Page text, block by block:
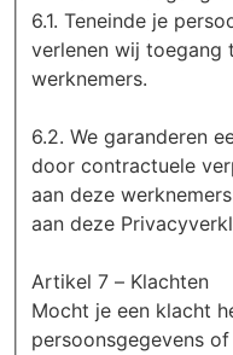
6.1. Teneinde je
verlenen wij toegang
werknemers.
6.2. We garanderen
door contractuele
aan deze
aan deze
Artikel 7 – Klachten
Mocht je een klacht
persoonsgegevens